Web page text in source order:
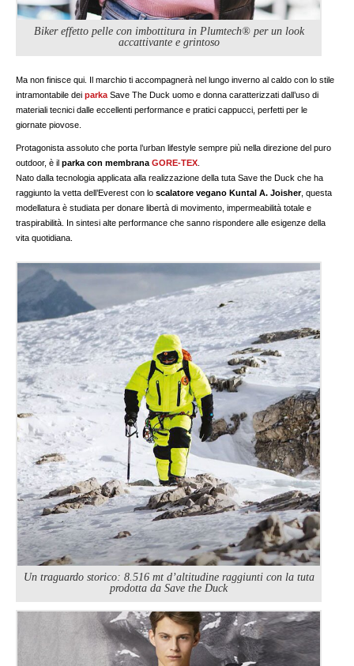
Biker effetto pelle con imbottitura in Plumtech® per un look
accattivante e grintoso
Ma non finisce qui. Il marchio ti accompagnerà nel lungo inverno al caldo con lo stile
intramontabile deiparka Save The Duck uomo e donna caratterizzati dall’uso di
materiali tecnici dalle eccellenti performance e pratici cappucci, perfetti per le
giornate piovose.
Protagonista assoluto che porta l’urban lifestyle sempre più nella direzione del puro
outdoor, è ilparka con membrana GORE-TEX
Nato dalla tecnologia applicata alla realizzazione della tuta Save the Duck che ha
raggiunto la vetta dell’Everest con loscalatore vegano Kuntal A. Joisher, questa
modellatura è studiata per donare libertà di movimento, impermeabilità totale e
traspirabilità. In sintesi alte performance che sanno rispondere alle esigenze della
vita quotidiana.
Un traguardo storico: 8.516 mt d’altitudine raggiunti con la tuta
prodotta da Save the Duck